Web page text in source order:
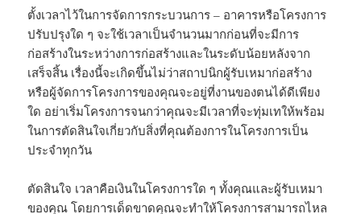
ตั้งเวลาไว้ในการจัดการกระบวนการ – อาคารหรือโครงการ
ปรับปรุงใด ๆ จะใช้เวลาเป็นจำนวนมากก่อนที่จะมีการ
ก่อสร้างในระหว่างการก่อสร้างและในระดับน้อยหลังจาก
เสร็จสิ้น เรื่องนี้จะเกิดขึ้นไม่ว่าสถาปนิกผู้รับเหมาก่อสร้าง
หรือผู้จัดการโครงการของคุณจะอยู่ที่งานของตนได้ดีเพียง
ใด อย่าเริ่มโครงการจนกว่าคุณจะมีเวลาที่จะทุ่มเทให้พร้อม
ในการตัดสินใจเกี่ยวกับสิ่งที่คุณต้องการในโครงการเป็น
ประจำทุกวัน
ตัดสินใจ เวลาคือเงินในโครงการใด ๆ ทั้งคุณและผู้รับเหมา
ของคุณ โดยการเด็ดขาดคุณจะทำให้โครงการสามารถไหล